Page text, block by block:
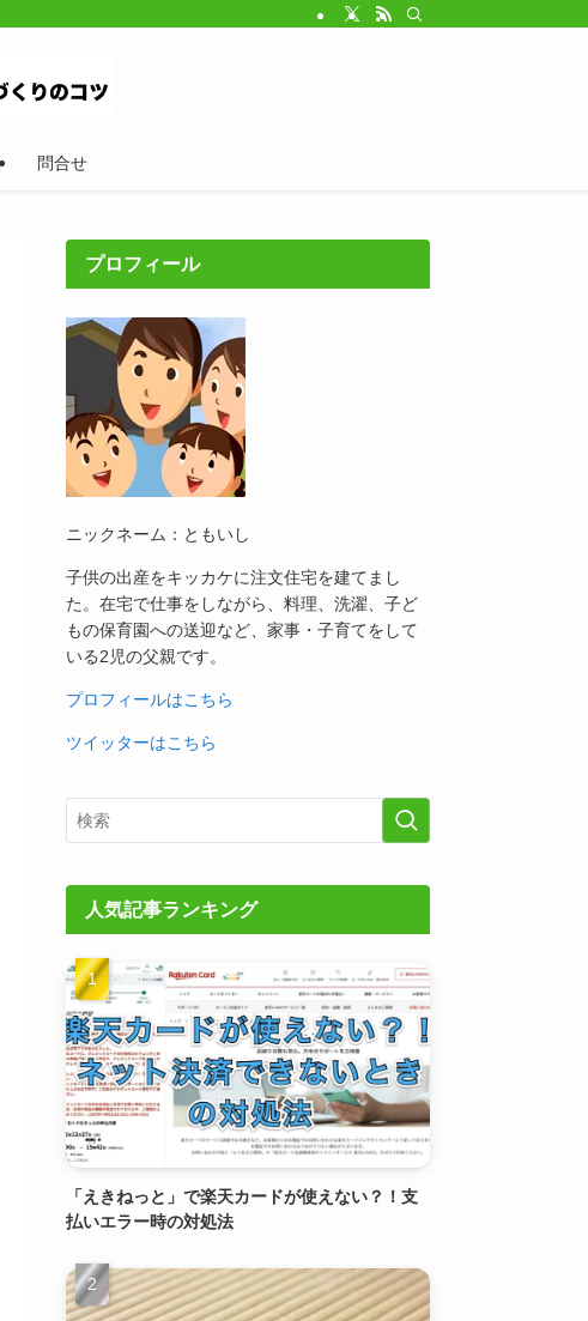
問合せ
プロフィール
ニックネーム：ともいし
子供の出産をキッカケに注文住宅を建てまし
た。在宅で仕事をしながら、料理、洗濯、子ど
もの保育園への送迎など、家事・子育てをして
いる2児の父親です。
プロフィールはこちら
ツイッターはこちら
人気記事ランキング
「えきねっと」で楽天カードが使えない？！支
払いエラー時の対処法